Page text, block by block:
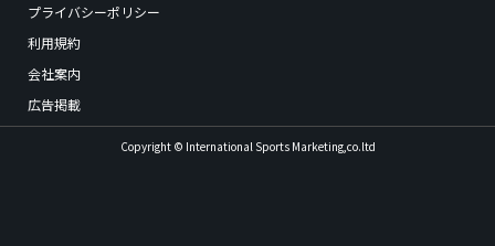
プライバシーポリシー
利用規約
会社案内
広告掲載
Copyright © International Sports Marketing,co.ltd